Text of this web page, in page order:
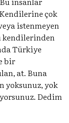
çok
istenmeyen
kendilerinden
Türkiye
bir
at. Buna
yoksunuz, yok
Dedim